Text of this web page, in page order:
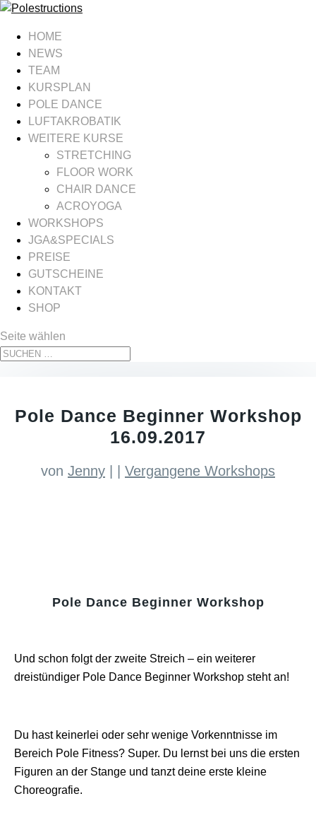
HOME
NEWS
TEAM
KURSPLAN
POLE DANCE
LUFTAKROBATIK
WEITERE KURSE
STRETCHING
FLOOR WORK
CHAIR DANCE
ACROYOGA
WORKSHOPS
JGA&SPECIALS
PREISE
GUTSCHEINE
KONTAKT
SHOP
Seite wählen
Pole Dance Beginner Workshop
16.09.2017
von Jenny | | Vergangene Workshops
Pole Dance Beginner Workshop
Und schon folgt der zweite Streich – ein weiterer
dreistündiger Pole Dance Beginner Workshop steht an!
Du hast keinerlei oder sehr wenige Vorkenntnisse im
Bereich Pole Fitness? Super. Du lernst bei uns die ersten
Figuren an der Stange und tanzt deine erste kleine
Choreografie.